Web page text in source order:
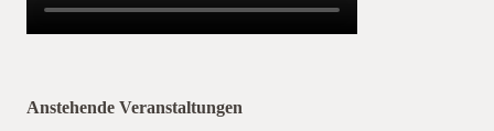
Anstehende Veranstaltungen